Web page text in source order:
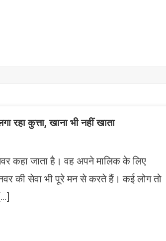
कुत्ता, खाना भी नहीं खाता
कहा जाता है। वह अपने मालिक के लिए
की सेवा भी पूरे मन से करते हैं। कई लोग तो